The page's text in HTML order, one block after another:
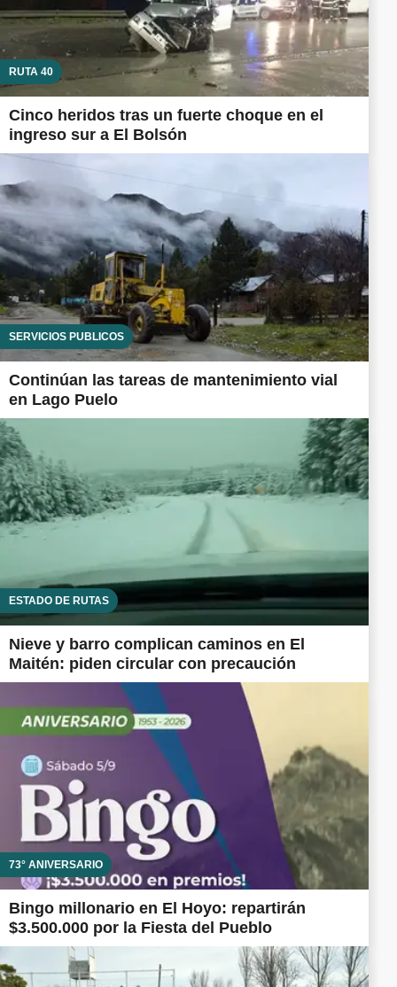
RUTA 40
Cinco heridos tras un fuerte choque en el
ingreso sur a El Bolsón
SERVICIOS PÚBLICOS
Continúan las tareas de mantenimiento vial
en Lago Puelo
ESTADO DE RUTAS
Nieve y barro complican caminos en El
Maitén: piden circular con precaución
73° ANIVERSARIO
Bingo millonario en El Hoyo: repartirán
$3.500.000 por la Fiesta del Pueblo